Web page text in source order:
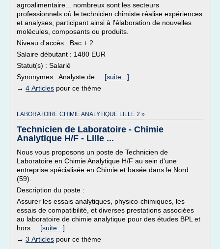
agroalimentaire... nombreux sont les secteurs
professionnels où le technicien chimiste réalise expériences
et analyses, participant ainsi à l'élaboration de nouvelles
molécules, composants ou produits.
Niveau d'accès : Bac + 2
Salaire débutant : 1480 EUR
Statut(s) : Salarié
Synonymes : Analyste de... [suite...]
→ 4 Articles pour ce thème
LABORATOIRE CHIMIE ANALYTIQUE LILLE 2 »
Technicien de Laboratoire - Chimie
Analytique H/F - Lille ...
Nous vous proposons un poste de Technicien de
Laboratoire en Chimie Analytique H/F au sein d'une
entreprise spécialisée en Chimie et basée dans le Nord
(59).
Description du poste :
Assurer les essais analytiques, physico-chimiques, les
essais de compatibilité, et diverses prestations associées
au laboratoire de chimie analytique pour des études BPL et
hors... [suite...]
→ 3 Articles pour ce thème